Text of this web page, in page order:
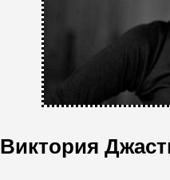
Виктория